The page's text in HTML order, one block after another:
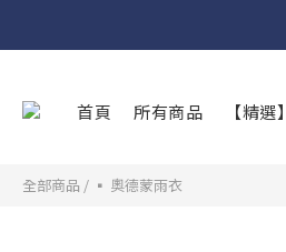
首頁 所有商品 【精
全部商品 / ▪︎ 奧德蒙雨衣